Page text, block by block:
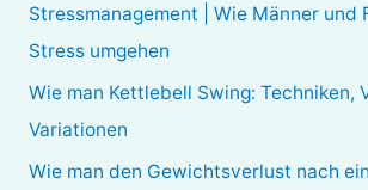
Stressmanagement | Wie Männer und
Stress umgehen
Wie man Kettlebell Swing: Techniken,
Variationen
Wie man den Gewichtsverlust nach